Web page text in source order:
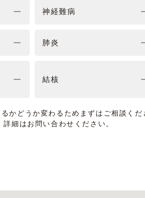
神経難病
肺炎
結核
かどうか変わるためまずはご相談くだ
細はお問い合わせください。